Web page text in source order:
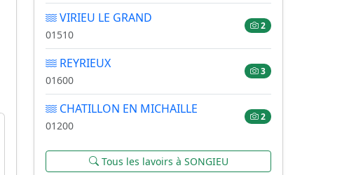
VIRIEU LE GRAND
01510
2
REYRIEUX
01600
3
CHATILLON EN MICHAILLE
01200
2
Tous les lavoirs à SONGIEU